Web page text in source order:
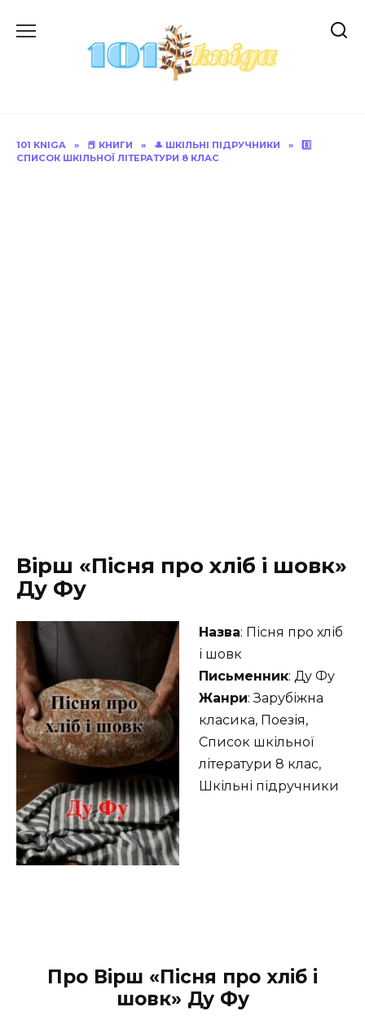
до
101 KNIGA » 📕 КНИГИ » 🎩 ШКІЛЬНІ ПІДРУЧНИКИ »
8️⃣
СПИСОК ШКІЛЬНОЇ ЛІТЕРАТУРИ 8 КЛАС
Вірш «Пісня про хліб і шовк»
Ду Фу
Назва: Пісня про хліб
і шовк
Письменник: Ду Фу
Жанри: Зарубіжна
класика, Поезія,
Список шкільної
літератури 8 клас,
Шкільні підручники
Про Вірш «Пісня про хліб і
шовк» Ду Фу